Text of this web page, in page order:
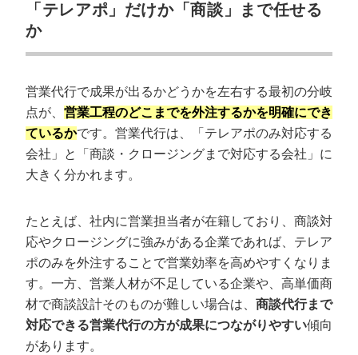
合同会社ドリームアップ｜プロのライティングで問い
株式会社セールスジャパン｜ベンチャー・中小企業の
【その他】特定の強みを持つ営業代行会社
6社
ルーツアルファ株式会社｜BtoB・BtoC両対応の成果報
酬型営業代行
代行
株式会社QuickWork（SalesNow）｜AI営業スタッフで
新規開拓を自動化
key SALES｜完全オーダーメイドで営業チームを構築
日本営業代行株式会社｜1日単位から依頼できるスポッ
ト営業代行
「テレアポ」だけか「商談」まで任せる
か
営業代行で成果が出るかどうかを左右する最初の分岐
点が、 営業工程のどこまでを外注するかを明確にでき
ているかです。営業代行は、「テレアポのみ対応する
会社」と「商談・クロージングまで対応する会社」に
大きく分かれます。
たとえば、社内に営業担当者が在籍しており、商談対
応やクロージングに強みがある企業であれば、テレア
ポのみを外注することで営業効率を高めやすくなりま
す。一方、営業人材が不足している企業や、高単価商
材で商談設計そのものが難しい場合は、 商談代行まで
対応できる営業代行の方が成果につながりやすい傾向
があります。